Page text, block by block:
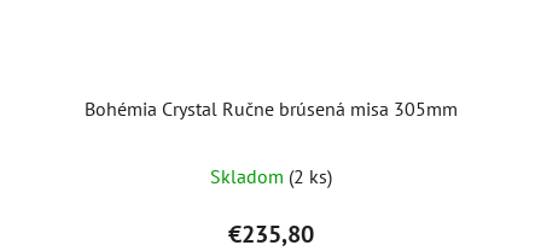
Bohémia Crystal Ručne brúsená misa 305mm
Skladom (2 ks)
€235,80